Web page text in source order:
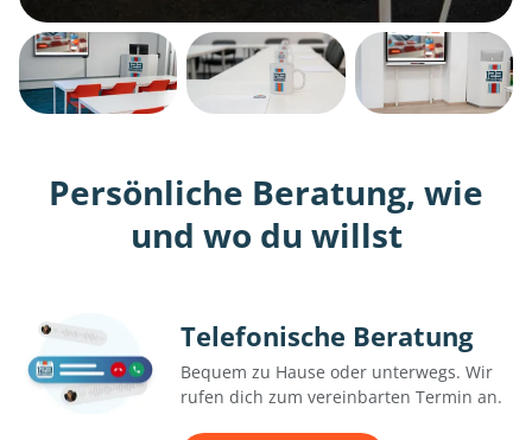
Persönliche Beratung, wie
und wo du willst
Telefonische Beratung
Bequem zu Hause oder unterwegs. Wir
rufen dich zum vereinbarten Termin an.